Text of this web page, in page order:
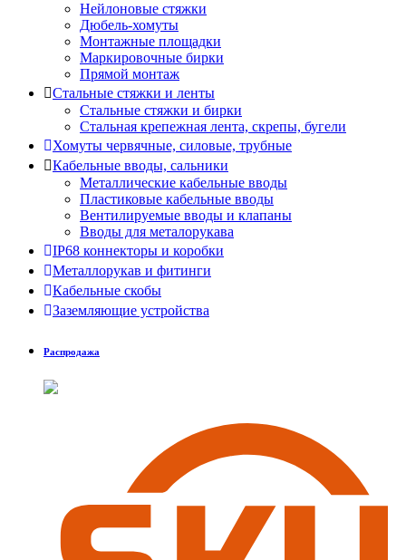
Нейлоновые стяжки
Дюбель-хомуты
Монтажные площадки
Маркировочные бирки
Прямой монтаж
Стальные стяжки и ленты
Стальные стяжки и бирки
Стальная крепежная лента, скрепы, бугели
Хомуты червячные, силовые, трубные
Кабельные вводы, сальники
Металлические кабельные вводы
Пластиковые кабельные вводы
Вентилируемые вводы и клапаны
Вводы для металорукава
IP68 коннекторы и коробки
Металлорукав и фитинги
Кабельные скобы
Заземляющие устройства
Распродажа